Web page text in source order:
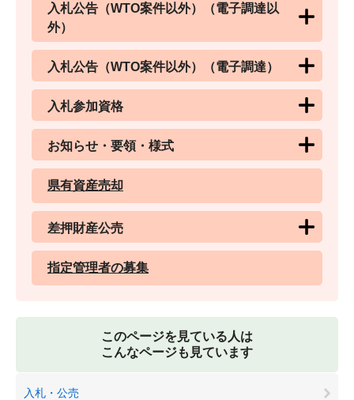
入札公告（WTO案件以外）（電子調達以
外）
入札公告（WTO案件以外）（電子調達）
入札参加資格
お知らせ・要領・様式
県有資産売却
差押財産公売
指定管理者の募集
このページを見ている人は
こんなページも見ています
入札・公売